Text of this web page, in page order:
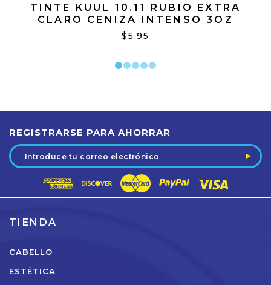
TINTE KUUL 10.11 RUBIO EXTRA
CLARO CENIZA INTENSO 3OZ
$5.95
REGISTRARSE PARA AHORRAR
Dirección
de
electrónico
TIENDA
CABELLO
ESTÉTICA